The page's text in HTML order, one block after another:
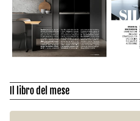
Il libro del mese